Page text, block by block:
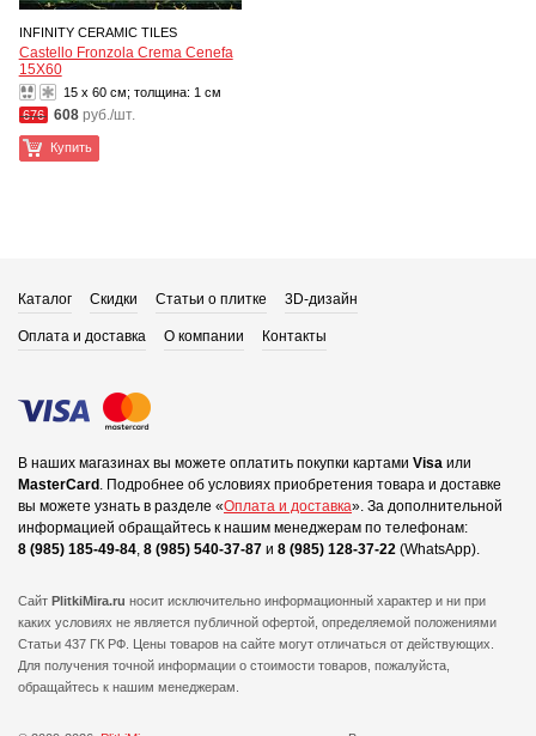
INFINITY CERAMIC TILES
Castello Fronzola Crema Cenefa
15X60
15 x 60 см; толщина: 1 см
676 608 руб./шт.
Купить
Каталог Скидки Статьи о плитке 3D-дизайн
Оплата и доставка О компании Контакты
В наших магазинах вы можете оплатить покупки картами Visa или
MasterCard . Подробнее об условиях приобретения товара и доставке
вы можете узнать в разделе «Оплата и доставка». За дополнительной
информацией обращайтесь к нашим менеджерам по телефонам:
8 (985) 185-49-84, 8 (985) 540-37-87 и 8 (985) 128-37-22 (WhatsApp).
Сайт PlitkiMira.ru носит исключительно информационный характер и ни при
каких условиях не является публичной офертой, определяемой положениями
Статьи 437 ГК РФ. Цены товаров на сайте могут отличаться от действующих.
Для получения точной информации о стоимости товаров, пожалуйста,
обращайтесь к нашим менеджерам.